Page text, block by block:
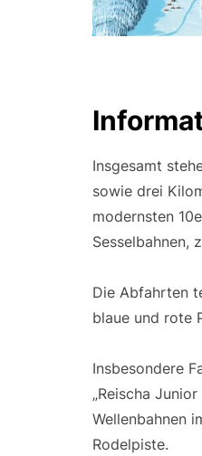
Insgesamt
sowie drei
modernsten
Sesselbahnen,
Die Abfahrten
blaue und rote
Insbesondere
„Reischa
Wellenbahnen
Rodelpiste.